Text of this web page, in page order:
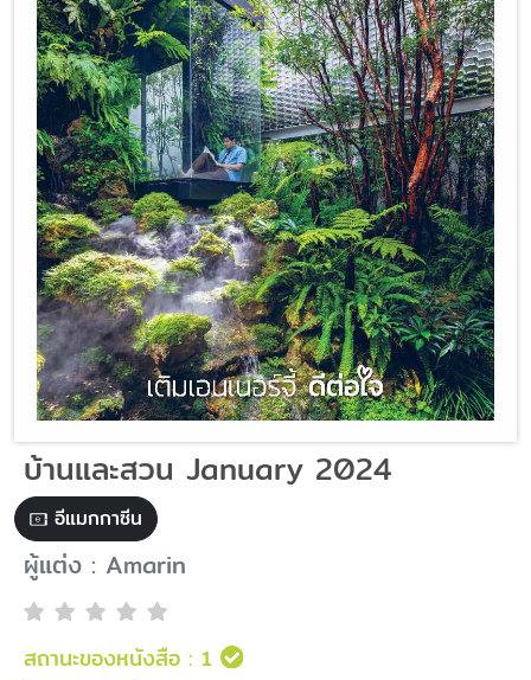
บ้านและสวน January 2024
อีแมกกาซีน
ผู้แต่ง : Amarin
สถานะของหนังสือ : 1